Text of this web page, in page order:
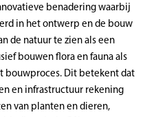
benadering waarbij
in het ontwerp en de bouw
de natuur te zien als een
bouwen flora en fauna als
bouwproces. Dit betekent dat
en infrastructuur rekening
van planten en dieren,